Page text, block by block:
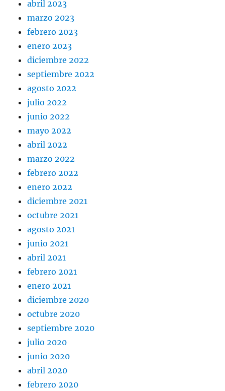
abril 2023
marzo 2023
febrero 2023
enero 2023
diciembre 2022
septiembre 2022
agosto 2022
julio 2022
junio 2022
mayo 2022
abril 2022
marzo 2022
febrero 2022
enero 2022
diciembre 2021
octubre 2021
agosto 2021
junio 2021
abril 2021
febrero 2021
enero 2021
diciembre 2020
octubre 2020
septiembre 2020
julio 2020
junio 2020
abril 2020
febrero 2020